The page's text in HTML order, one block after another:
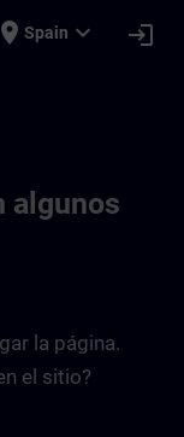
place Spain expand_more login
algunos
la página.
el sitio?